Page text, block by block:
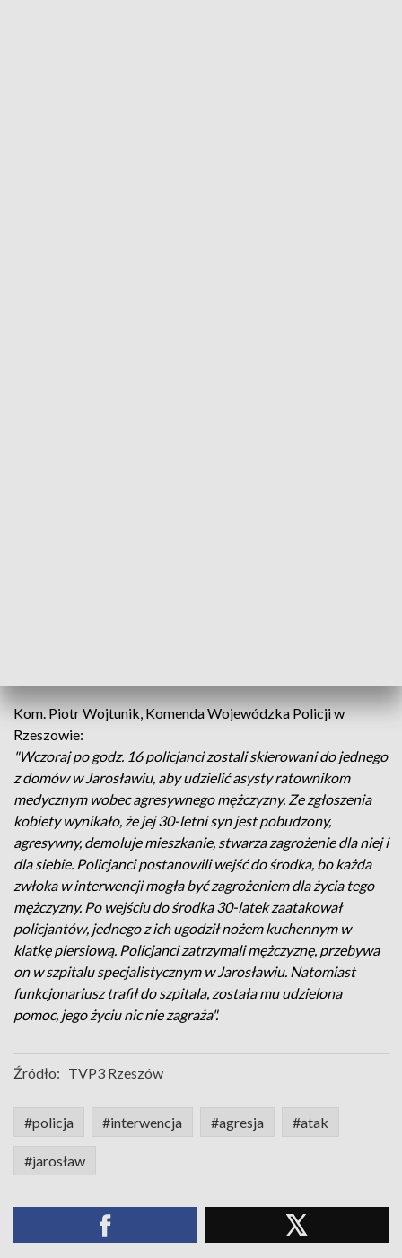
Kom. Piotr Wojtunik, Komenda Wojewódzka Policji w
Rzeszowie:
"Wczoraj po godz. 16 policjanci zostali skierowani do jednego
z domów w Jarosławiu, aby udzielić asysty ratownikom
medycznym wobec agresywnego mężczyzny. Ze zgłoszenia
kobiety wynikało, że jej 30-letni syn jest pobudzony,
agresywny, demoluje mieszkanie, stwarza zagrożenie dla niej i
dla siebie. Policjanci postanowili wejść do środka, bo każda
zwłoka w interwencji mogła być zagrożeniem dla życia tego
mężczyzny. Po wejściu do środka 30-latek zaatakował
policjantów, jednego z ich ugodził nożem kuchennym w
klatkę piersiową. Policjanci zatrzymali mężczyznę, przebywa
on w szpitalu specjalistycznym w Jarosławiu. Natomiast
funkcjonariusz trafił do szpitala, została mu udzielona
pomoc, jego życiu nic nie zagraża".
Źródło: TVP3 Rzeszów
#policja #interwencja #agresja #atak
#jarosław